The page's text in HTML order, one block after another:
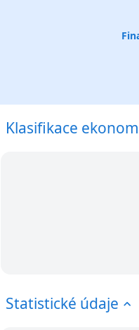
Klasifikace
Statistické údaje